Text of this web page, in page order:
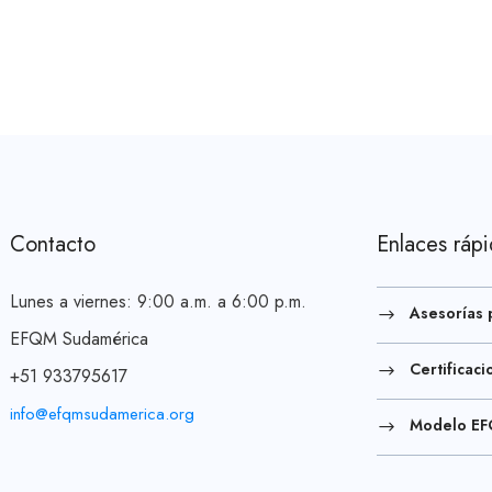
Contacto
Lunes a viernes: 9:00 a.m. a 6:00 p.m.
EFQM Sudamérica
+51 933795617
info@efqmsudamerica.org
Enlaces
Asesorías
Modelo